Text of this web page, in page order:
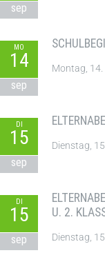
sep
MO
14
sep
Montag,
DI
15
sep
Dienstag,
DI
15
sep
U. 2.
Dienstag,